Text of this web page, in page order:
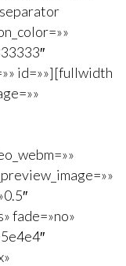
id=»»][fullwidth
fade=»no»